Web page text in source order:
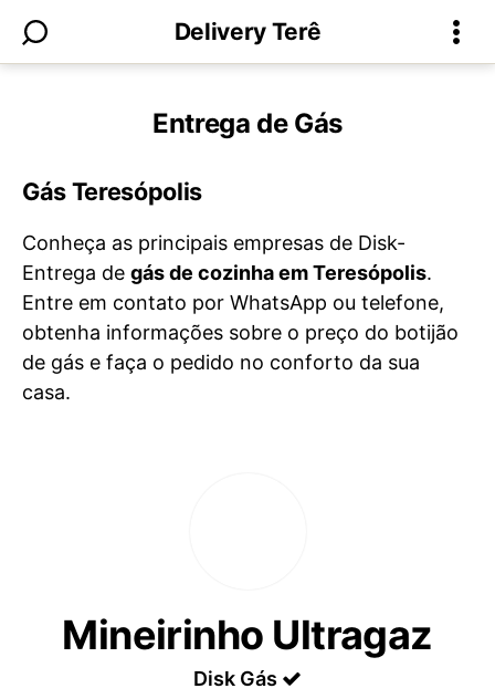
Delivery Terê
Entrega de Gás
Gás Teresópolis
Conheça as principais empresas de Disk-
Entrega de gás de cozinha em Teresópolis.
Entre em contato por WhatsApp ou telefone,
obtenha informações sobre o preço do botijão
de gás e faça o pedido no conforto da sua
casa.
Mineirinho Ultragaz
Disk Gás